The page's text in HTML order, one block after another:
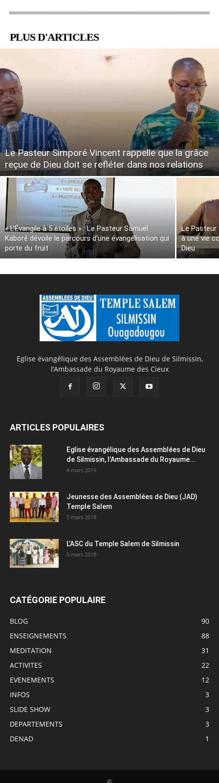
PLUS D'ARTICLES
Le Pasteur Simporé Vincent rappelle que la grâce
reçue de Dieu doit se refléter dans nos relations
« L’Évangile à 5 étoiles » : Le Pasteur Samuel
Kaboré dévoile le parcours d’une évangélisation qui
porte du fruit
Le Pasteur
à une vie
Dieu
Eglise évangélique des Assemblées de Dieu de Silmissin,
l’Ambassade du Royaume des Cieux
ARTICLES POPULAIRES
Eglise évangélique des Assemblées de Dieu
de Silmissin, l’Ambassade du Royaume...
4 mars 2019
Jeunesse des Assemblées de Dieu (JAD)
Temple Salem
5 mars 2018
L’ASC du Temple Salem de Silmissin
5 mars 2019
CATÉGORIE POPULAIRE
BLOG
90
ENSEIGNEMENTS
88
MEDITATION
31
ACTIVITES
22
EVENEMENTS
12
INFOS
3
SLIDE SHOW
3
DEPARTEMENTS
3
DENAD
1